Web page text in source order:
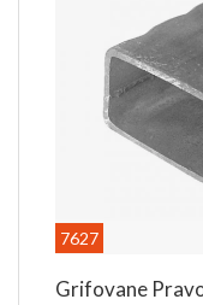
7627
Grifovane